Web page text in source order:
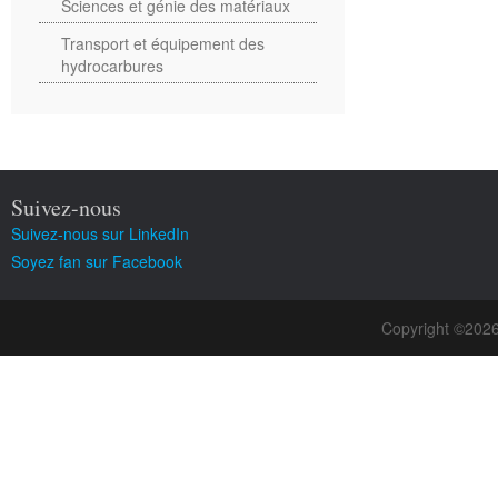
Sciences et génie des matériaux
Transport et équipement des
hydrocarbures
Suivez-nous
Suivez-nous sur LinkedIn
Soyez fan sur Facebook
Copyright